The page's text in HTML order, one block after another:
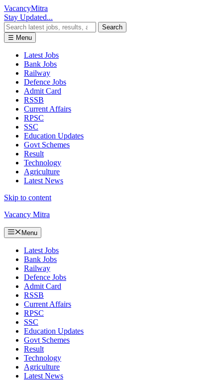
VacancyMitra
Stay Updated...
Search
☰ Menu
Latest Jobs
Bank Jobs
Railway
Defence Jobs
Admit Card
RSSB
Current Affairs
RPSC
SSC
Education Updates
Govt Schemes
Result
Technology
Agriculture
Latest News
Skip to content
Vacancy Mitra
Menu
Latest Jobs
Bank Jobs
Railway
Defence Jobs
Admit Card
RSSB
Current Affairs
RPSC
SSC
Education Updates
Govt Schemes
Result
Technology
Agriculture
Latest News